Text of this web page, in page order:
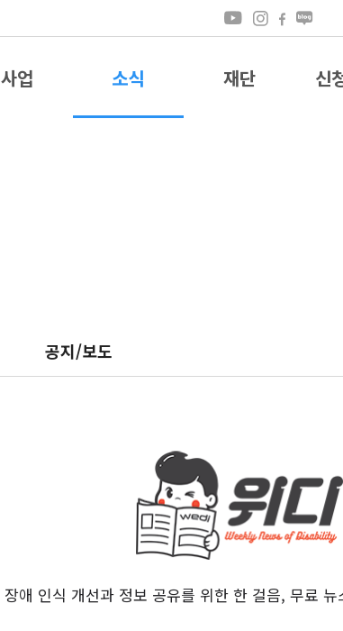
사업 소식 재단 신
공지/보도
장애 인식 개선과 정보 공유를 위한 한 걸음, 무료 뉴